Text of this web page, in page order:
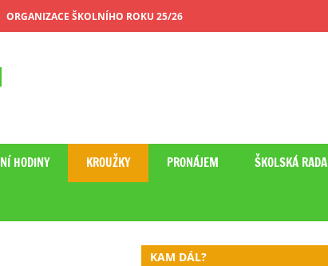
ORGANIZACE ŠKOLNÍHO ROKU 25/26
HODINY KROUŽKY PRONÁJEM ŠKOLSKÁ RADA
KAM DÁL?